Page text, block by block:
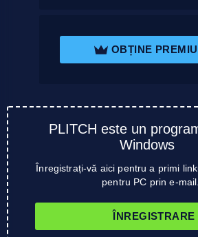
OBȚINE
PLITCH este un
Windows
Înregistrați-vă aici pentru a primi
pentru PC prin e-
ÎNREGISTRARE